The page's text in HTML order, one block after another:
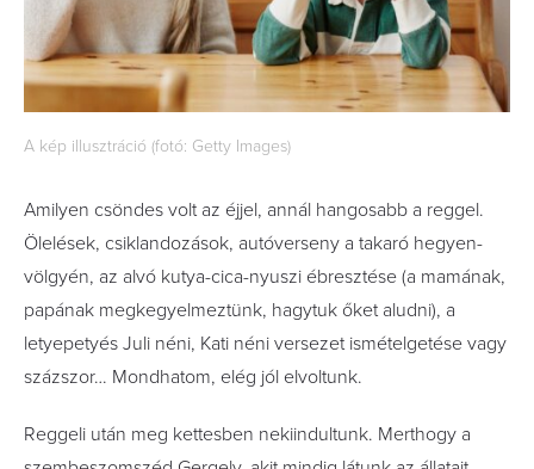
A kép illusztráció (fotó: Getty Images)
Amilyen csöndes volt az éjjel, annál hangosabb a reggel.
Ölelések, csiklandozások, autóverseny a takaró hegyen-
völgyén, az alvó kutya-cica-nyuszi ébresztése­ (a mamának,
papának megkegyelmeztünk, hagytuk őket aludni), a
letyepetyés Juli néni, Kati néni versezet ismételgetése vagy
százszor… Mondhatom, elég jól elvoltunk.
Reggeli után meg kettesben nekiindultunk. Merthogy a